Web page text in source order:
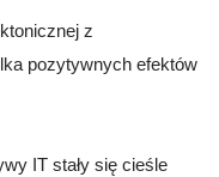
z
pozytywnych efektów
IT stały się cieśle